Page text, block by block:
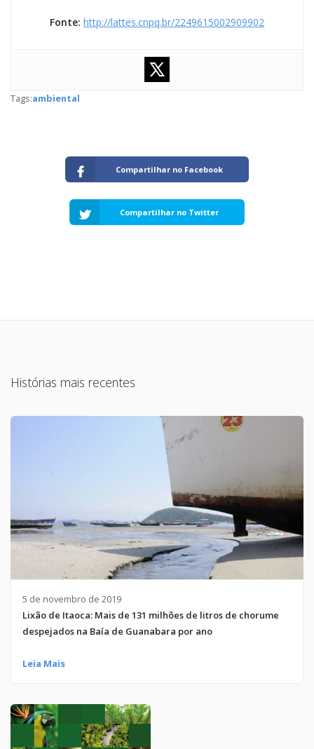
Fonte: http://lattes.cnpq.br/2249615002909902
Tags:ambiental
Compartilhar no Facebook
Compartilhar no Twitter
Histórias mais recentes
5 de novembro de 2019
Lixão de Itaoca: Mais de 131 milhões de litros de chorume
despejados na Baía de Guanabara por ano
Leia Mais